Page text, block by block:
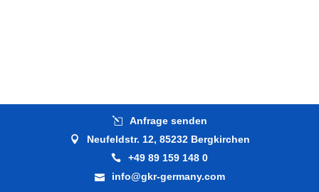
Anfrage senden
Neufeldstr. 12, 85232 Bergkirchen
+49 89 159 148 0
info@gkr-germany.com